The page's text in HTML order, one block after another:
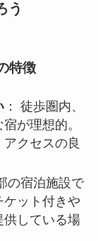
う
特徴
： 徒歩圏内、
が理想的。
クセスの良
の宿泊施設で
ット付きや
供している場